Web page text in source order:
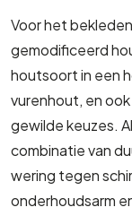
Voor het
gemodificeerd
houtsoort in een
vurenhout, en
gewilde keuzes.
combinatie van
wering tegen
onderhoudsarm